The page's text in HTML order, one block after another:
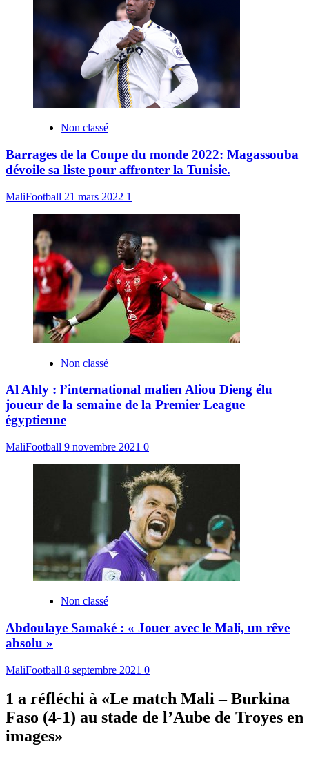
Non classé
Barrages de la Coupe du monde 2022: Magassouba
dévoile sa liste pour affronter la Tunisie.
MaliFootball 21 mars 2022 1
Non classé
Al Ahly : l’international malien Aliou Dieng élu
joueur de la semaine de la Premier League
égyptienne
MaliFootball 9 novembre 2021 0
Non classé
Abdoulaye Samaké : « Jouer avec le Mali, un rêve
absolu »
MaliFootball 8 septembre 2021 0
1 a réfléchi à «Le match Mali – Burkina
Faso (4-1) au stade de l’Aube de Troyes en
images»